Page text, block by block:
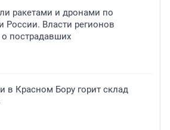
ракетами и дронами по
России. Власти регионов
пострадавших
в Красном Бору горит склад